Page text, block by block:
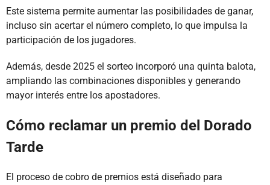
Este sistema permite aumentar las posibilidades de ganar,
incluso sin acertar el número completo, lo que impulsa la
participación de los jugadores.
Además, desde 2025 el sorteo incorporó una quinta balota,
ampliando las combinaciones disponibles y generando
mayor interés entre los apostadores.
Cómo reclamar un premio del Dorado
Tarde
El proceso de cobro de premios está diseñado para